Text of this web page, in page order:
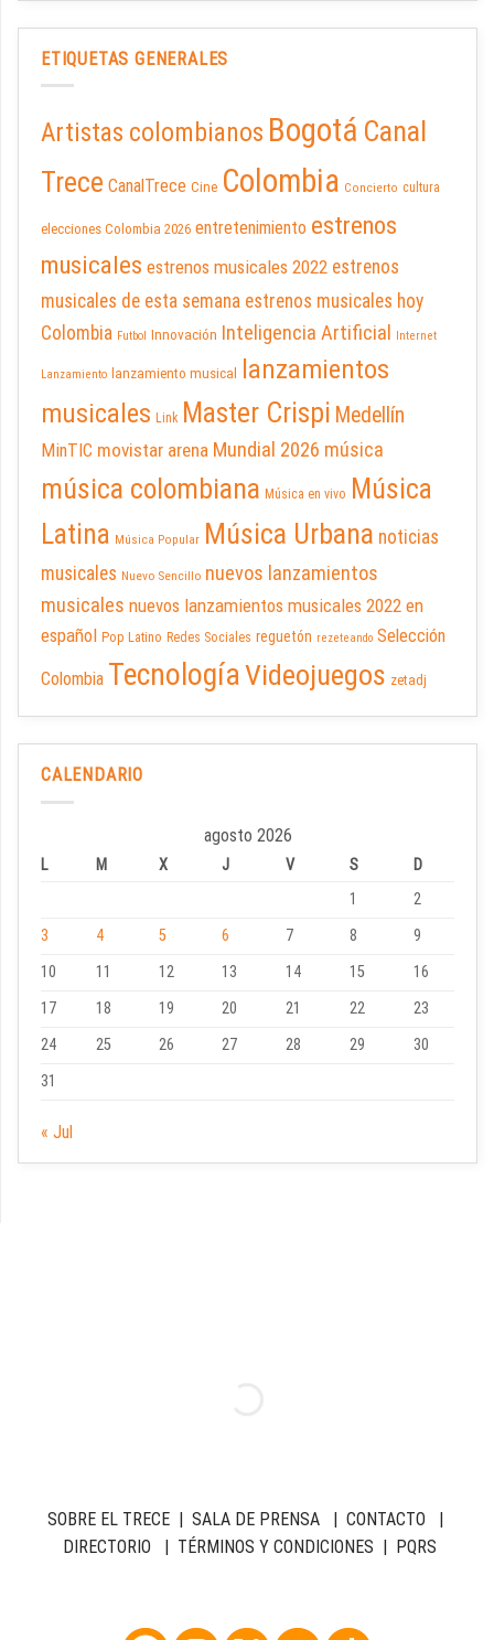
ETIQUETAS GENERALES
Artistas colombianos Bogotá Canal
Trece CanalTrece Cine Colombia Concierto cultura
elecciones Colombia 2026 entretenimiento estrenos
musicales estrenos musicales 2022 estrenos
musicales de esta semana estrenos musicales hoy
Colombia Futbol Innovación Inteligencia Artificial Internet
Lanzamiento lanzamiento musical
lanzamientos
musicales Link Master Crispi Medellín
MinTIC movistar arena Mundial 2026 música
música colombiana Música en vivo Música
Latina Música Popular Música Urbana noticias
musicales Nuevo Sencillo nuevos lanzamientos
musicales nuevos lanzamientos musicales 2022 en
español Pop Latino Redes Sociales reguetón rezeteando Selección
Colombia TecnologíaVideojuegos zetadj
CALENDARIO
agosto 2026
L M X J V S
D
1
2
3
4 5 6 7 8
9
10
11 12 13 14 15
16
17
18 19 20 21 22
23
24
25 26 27 28 29
30
31
« Jul
SOBRE EL TRECE| SALA DE PRENSA| CONTACTO |
DIRECTORIO | TÉRMINOS Y CONDICIONES | PQRS